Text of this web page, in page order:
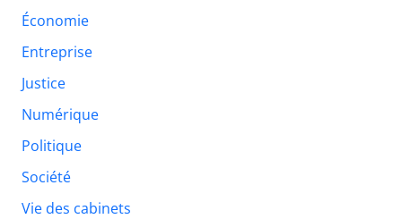
Économie
Entreprise
Justice
Numérique
Politique
Société
Vie des cabinets